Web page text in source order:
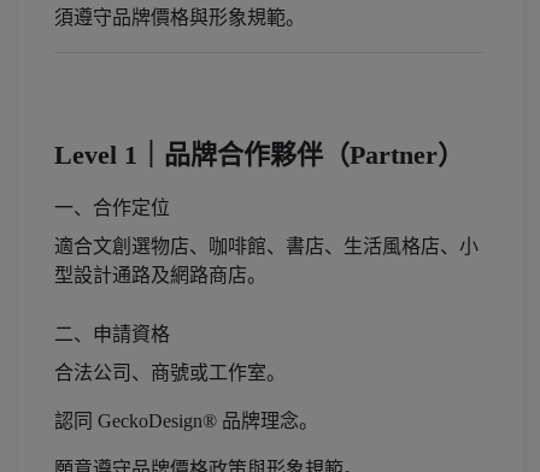
須遵守品牌價格與形象規範。
Level 1｜品牌合作夥伴（Partner）
一、合作定位
適合文創選物店、咖啡館、書店、生活風格店、小
型設計通路及網路商店。
二、申請資格
合法公司、商號或工作室。
認同 GeckoDesign® 品牌理念。